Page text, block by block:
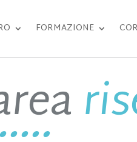
FORMAZIONE